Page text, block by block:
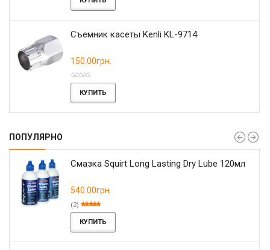
Съемник касеты Kenli KL-9714
150.00грн.
КУПИТЬ
ПОПУЛЯРНО
Смазка Squirt Long Lasting Dry Lube 120мл
540.00грн.
(2)
КУПИТЬ